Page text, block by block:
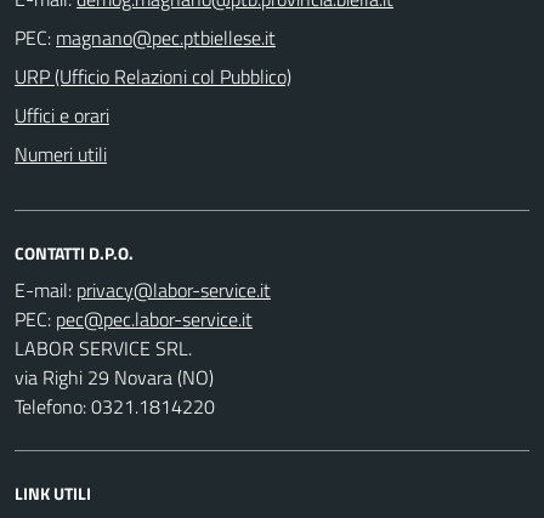
PEC:
URP (Ufficio Relazioni col Pubblico)
Uffici e orari
Numeri utili
CONTATTI D.P.O.
E-mail:
PEC:
LABOR SERVICE SRL.
via Righi 29 Novara (NO)
Telefono: 0321.1814220
LINK UTILI